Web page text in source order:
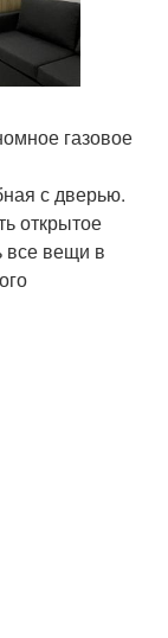
газовое
с дверью.
открытое
все вещи в